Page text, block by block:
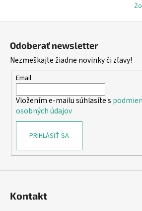
Odoberať newsletter
Nezmeškajte žiadne novinky či zľavy!
Email
Vložením e-mailu súhlasíte s
osobných údajov
PRIHLÁSIŤ SA
Kontakt